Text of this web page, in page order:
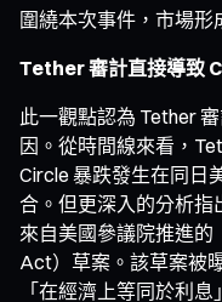
圍繞本次事件，市場
Tether 審計直接導致
此一觀點認為 Tether
因。從時間線來看，
Circle 暴跌發生在同日
合。但更深入的分析指
來自美國參議院推進
Act）草案。該草案被
「在經濟上等同於利